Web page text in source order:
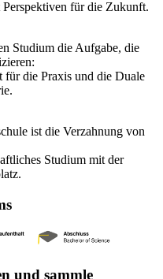
für die Zukunft.
Studium die Aufgabe, die
die Praxis und die Duale
ist die Verzahnung von
Studium mit der
und sammle